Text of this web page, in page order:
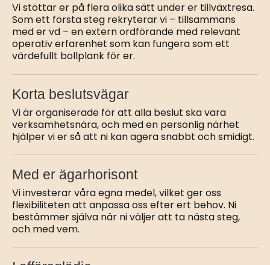
Vi stöttar er på flera olika sätt under er tillväxtresa.
Som ett första steg rekryterar vi – tillsammans
med er vd – en extern ordförande med relevant
operativ erfarenhet som kan fungera som ett
värdefullt bollplank för er.
Korta beslutsvägar
Vi är organiserade för att alla beslut ska vara
verksamhetsnära, och med en personlig närhet
hjälper vi er så att ni kan agera snabbt och smidigt.
Med er ägarhorisont
Vi investerar våra egna medel, vilket ger oss
flexibiliteten att anpassa oss efter ert behov. Ni
bestämmer själva när ni väljer att ta nästa steg,
och med vem.